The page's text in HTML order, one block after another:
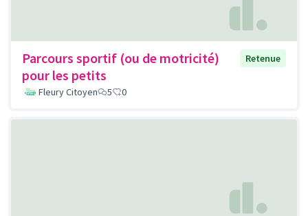
Parcours sportif (ou de motricité)
pour les petits
Retenue
Fleury Citoyen 5 0